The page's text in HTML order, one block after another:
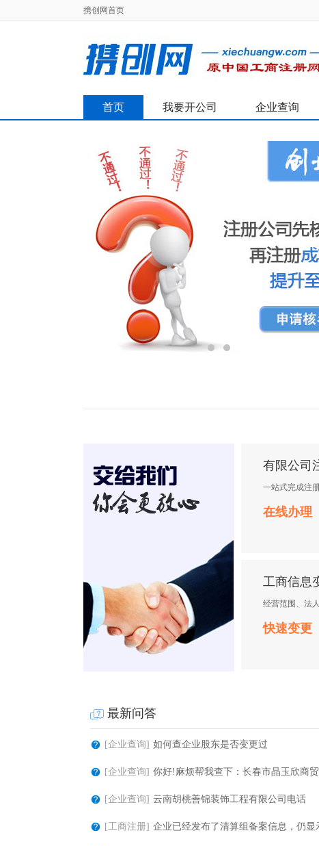
携创网首页
首页 我要开公司 企业查询
有限公司
一站式完成注
在线办理
工商信息
经营范围、法
快速变更
最新问答
[企业查询] 如何查企业股东是否变更过
[企业查询] 你好!麻烦帮我查下：长春市晶玉欣商
[企业查询] 云南胡桃善锦装饰工程有限公司电话
[工商注册] 企业已经发布了清算组备案信息，仍显